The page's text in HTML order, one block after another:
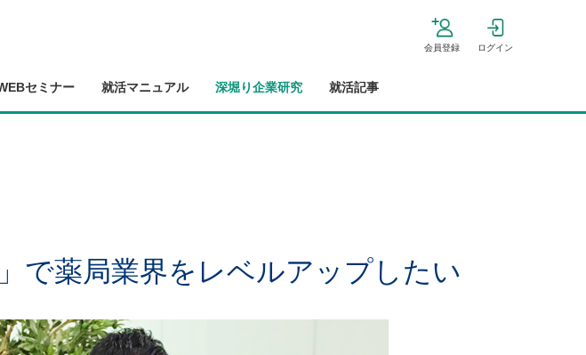
会員登録 ログイン
セミナー 就活マニュアル 深堀り企業研究 就活記事
で薬局業界をレベルアップしたい